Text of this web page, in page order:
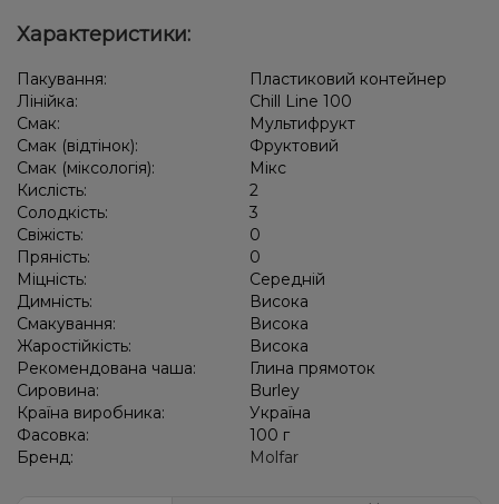
Характеристики:
Пакування:
Пластиковий контейнер
Лінійка:
Chill Line 100
Смак:
Мультифрукт
Смак (відтінок):
Фруктовий
Смак (міксологія):
Мікс
Кислість:
2
Солодкість:
3
Свіжість:
0
Пряність:
0
Міцність:
Середній
Димність:
Висока
Смакування:
Висока
Жаростійкість:
Висока
Рекомендована чаша:
Глина прямоток
Сировина:
Burley
Країна виробника:
Україна
Фасовка:
100 г
Бренд:
Molfar